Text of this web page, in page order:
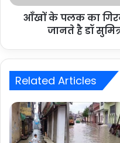
आँखों के पलक का
जानते है डॉ
Related Articles